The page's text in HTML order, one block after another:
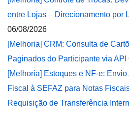
entre Lojas – Direcionamento por
06/08/2026
[Melhoria] CRM: Consulta de
Paginados do Participante via API
[Melhoria] Estoques e NF-e:
Fiscal à SEFAZ para Notas
Requisição de Transferência